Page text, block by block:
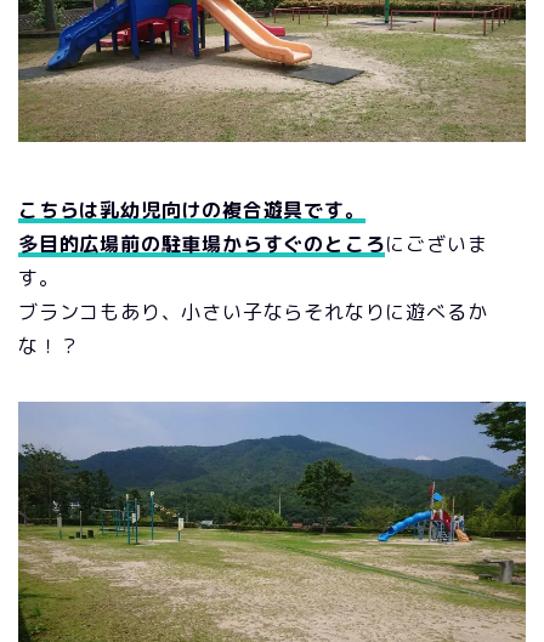
こちらは乳幼児向けの複合遊具です。
多目的広場前の駐車場からすぐのところにございま
す。
ブランコもあり、小さい子ならそれなりに遊べるか
な！？